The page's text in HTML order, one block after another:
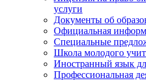
услуги
Документы об
Официальная
Специальные
Школа молодого
Иностранный язык
Профессиональная